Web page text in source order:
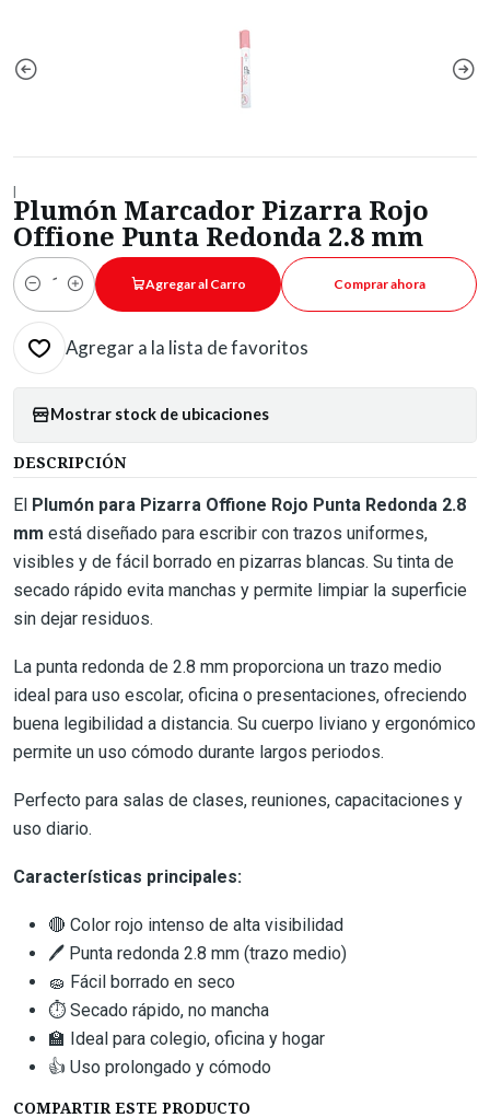
|
Plumón Marcador Pizarra Rojo
Offione Punta Redonda 2.8 mm
Cantidad
Agregar al Carro Comprar ahora
Agregar a la lista de favoritos
Mostrar stock de ubicaciones
DESCRIPCIÓN
El Plumón para Pizarra Offione Rojo Punta Redonda 2.8
mm está diseñado para escribir con trazos uniformes,
visibles y de fácil borrado en pizarras blancas. Su tinta de
secado rápido evita manchas y permite limpiar la superficie
sin dejar residuos.
La punta redonda de 2.8 mm proporciona un trazo medio
ideal para uso escolar, oficina o presentaciones, ofreciendo
buena legibilidad a distancia. Su cuerpo liviano y ergonómico
permite un uso cómodo durante largos periodos.
Perfecto para salas de clases, reuniones, capacitaciones y
uso diario.
Características principales:
🔴 Color rojo intenso de alta visibilidad
🖊️ Punta redonda 2.8 mm (trazo medio)
🧽 Fácil borrado en seco
⏱️ Secado rápido, no mancha
🏫 Ideal para colegio, oficina y hogar
👍 Uso prolongado y cómodo
COMPARTIR ESTE PRODUCTO